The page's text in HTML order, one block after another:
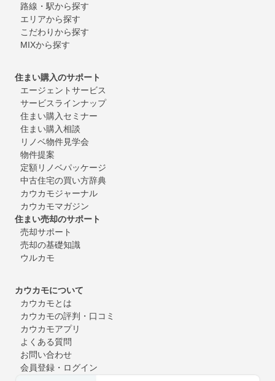
路線・駅から探す
エリアから探す
こだわりから探す
MIXから探す
住まい購入のサポート
エージェントサービス
サービスラインナップ
住まい購入セミナー
住まい購入相談
リノベ物件見学会
物件提案
定額リノベパッケージ
中古住宅の買い方辞典
カウカモジャーナル
カウカモマガジン
住まい売却のサポート
売却サポート
売却の基礎知識
ウルカモ
カウカモについて
カウカモとは
カウカモの評判・口コミ
カウカモアプリ
よくある質問
お問い合わせ
会員登録・ログイン